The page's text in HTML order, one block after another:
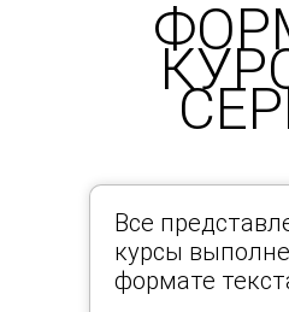
Все
курсы
формате